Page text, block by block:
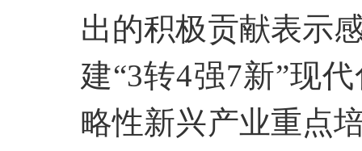
出的积极贡献表示
建“3转4强7新”现
略性新兴产业重点